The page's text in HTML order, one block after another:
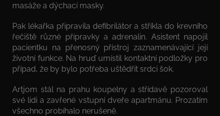
masáže a dýchací masky.
Pak lékařka připravila defibrilátor a stříkla do krevního
řečiště různé přípravky a adrenalin. Asistent napojil
pacientku na přenosný přístroj zaznamenávající její
životní funkce. Na hruď umístil kontaktní podložky pro
případ, že by bylo potřeba uštědřit srdci šok.
Artjom stál na prahu koupelny a střídavě pozoroval
své lidi a zavřené vstupní dveře apartmánu. Prozatím
všechno probíhalo nerušeně.